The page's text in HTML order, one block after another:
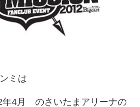
ミは
年4月 のさいたまアリーナの